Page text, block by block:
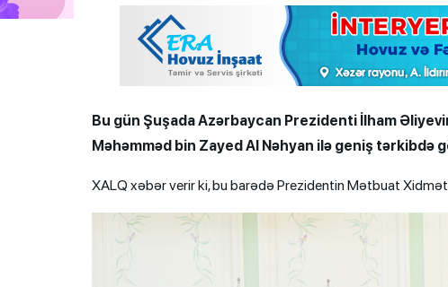
Bu gün Şuşada Azərbaycan Prezidenti İlham
Məhəmməd bin Zayed Al Nəhyan ilə geniş tərkibdə
XALQ xəbər verir ki, bu barədə Prezidentin Mətbuat